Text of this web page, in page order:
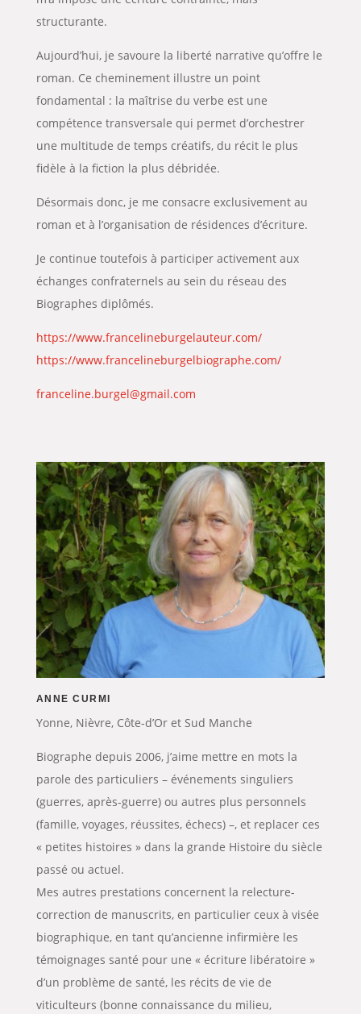
structurante.
Aujourd’hui, je savoure la liberté narrative qu’offre le
roman. Ce cheminement illustre un point
fondamental : la maîtrise du verbe est une
compétence transversale qui permet d’orchestrer
une multitude de temps créatifs, du récit le plus
fidèle à la fiction la plus débridée.
Désormais donc, je me consacre exclusivement au
roman et à l’organisation de résidences d’écriture.
Je continue toutefois à participer activement aux
échanges confraternels au sein du réseau des
Biographes diplômés.
https://www.francelineburgelauteur.com/
https://www.francelineburgelbiographe.com/
franceline.burgel@gmail.com
ANNE CURMI
Yonne, Nièvre, Côte-d’Or et Sud Manche
Biographe depuis 2006, j’aime mettre en mots la
parole des particuliers – événements singuliers
(guerres, après-guerre) ou autres plus personnels
(famille, voyages, réussites, échecs) –, et replacer ces
« petites histoires » dans la grande Histoire du siècle
passé ou actuel.
Mes autres prestations concernent la relecture-
correction de manuscrits, en particulier ceux à visée
biographique, en tant qu’ancienne infirmière les
témoignages santé pour une « écriture libératoire »
d’un problème de santé, les récits de vie de
viticulteurs (bonne connaissance du milieu,